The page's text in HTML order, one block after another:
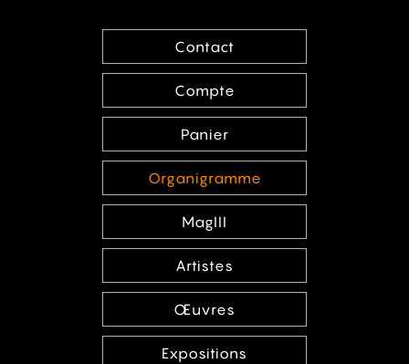
Contact
Compte
Panier
Organigramme
MagIII
Artistes
Œuvres
Expositions